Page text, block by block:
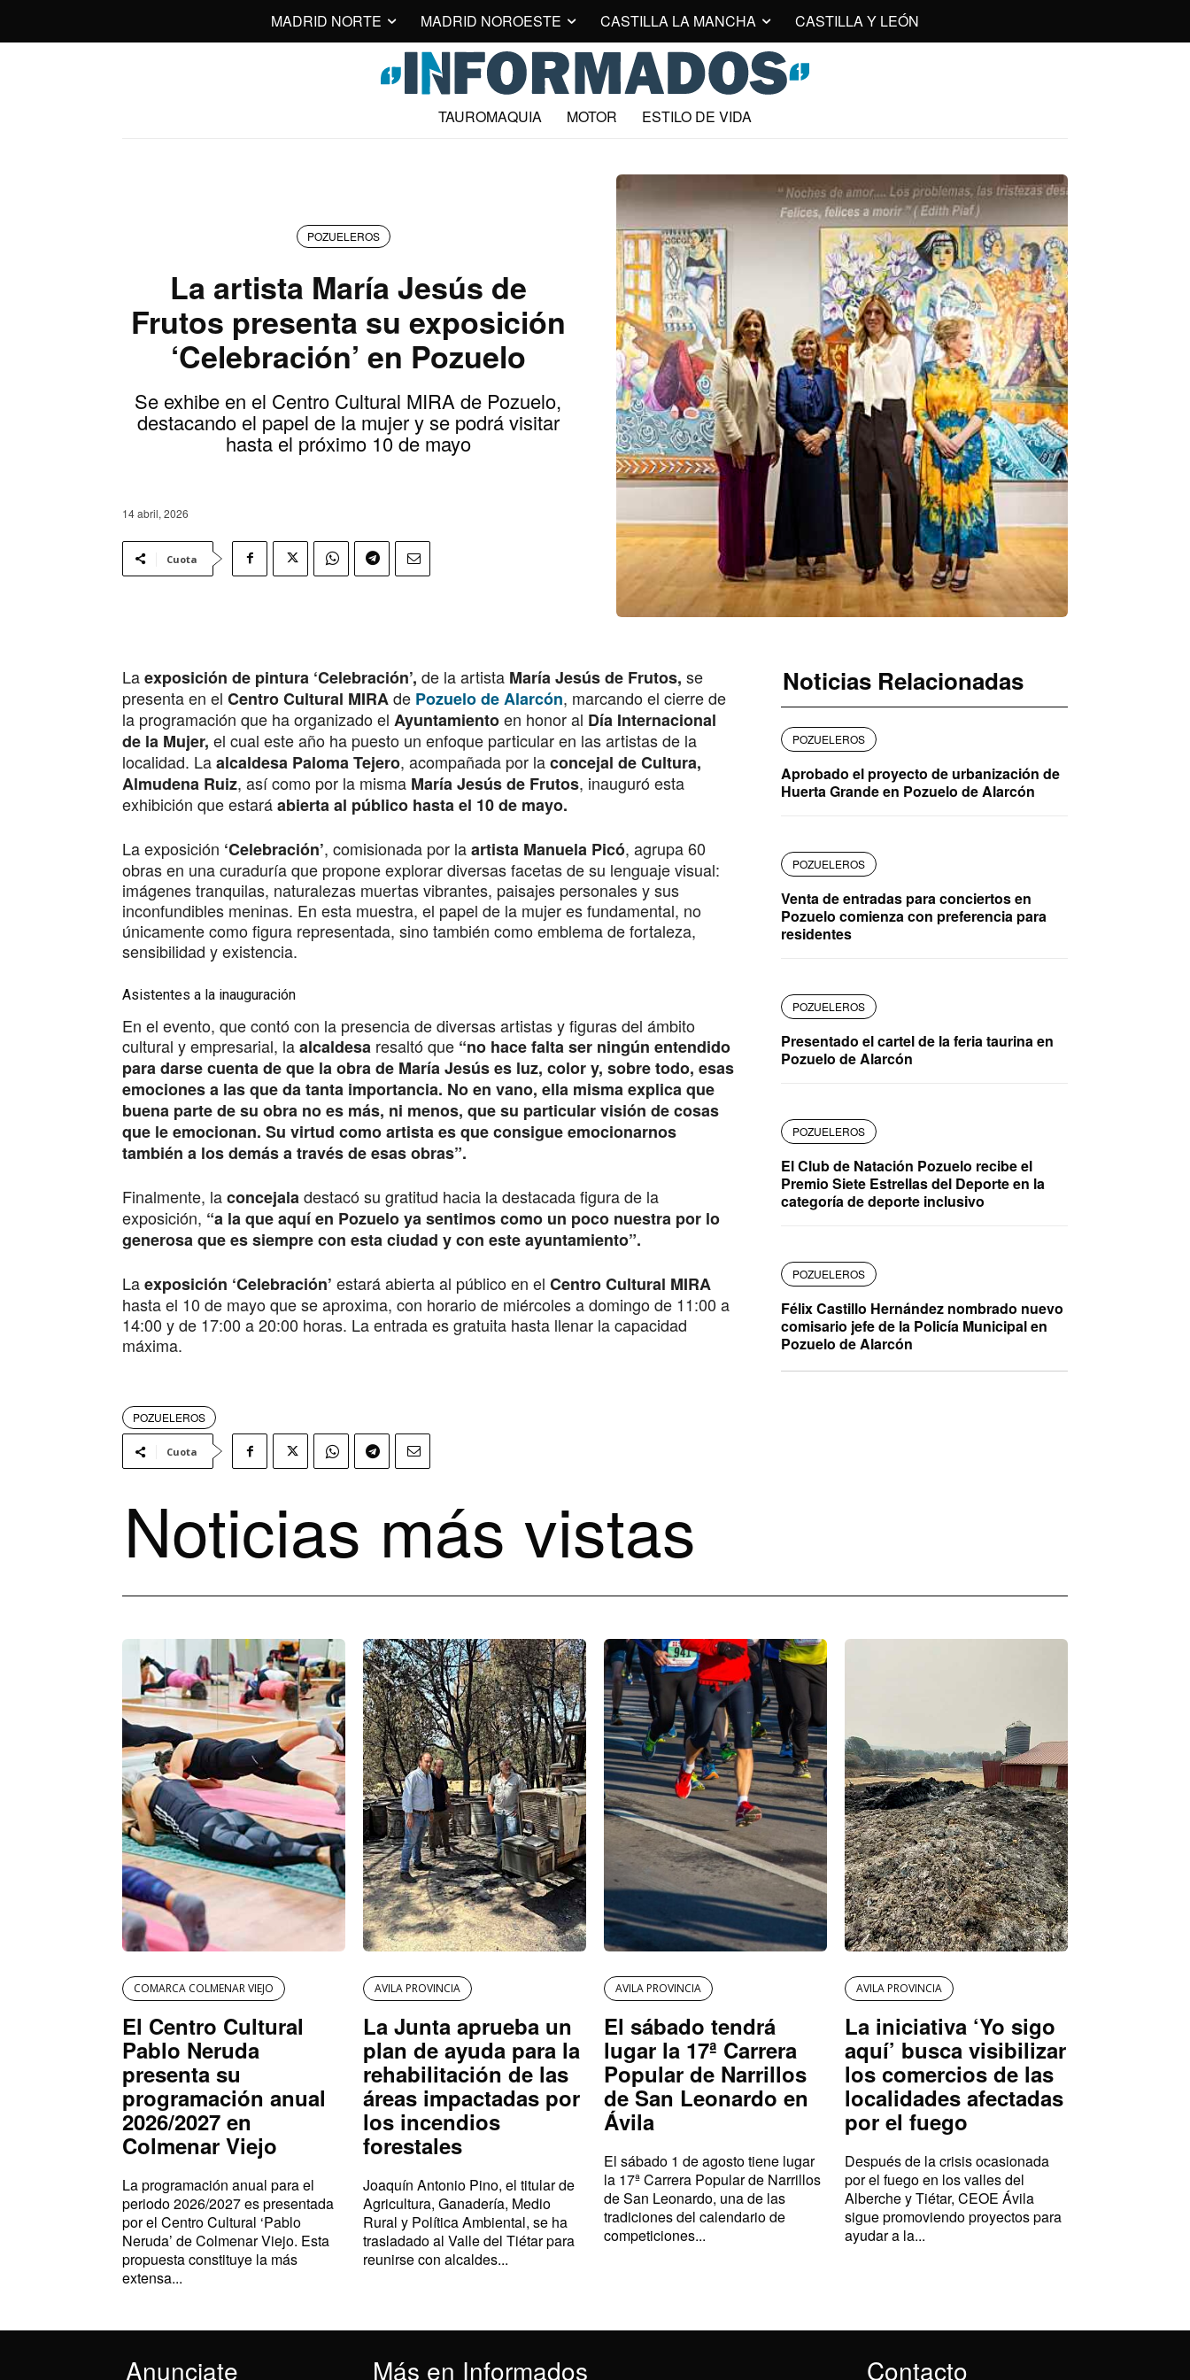
MADRID NORTE MADRID NOROESTE CASTILLA LA MANCHA CASTILLA Y LEÓN
TAUROMAQUIA MOTOR ESTILO DE VIDA
POZUELEROS
La artista María Jesús de
Frutos presenta su exposición
‘Celebración’ en Pozuelo
Se exhibe en el Centro Cultural MIRA de Pozuelo,
destacando el papel de la mujer y se podrá visitar
hasta el próximo 10 de mayo
14 abril, 2026
Cuota
Laexposición de pintura ‘Celebración’, de la artista María Jesús de Frutos, se
presenta en el Centro Cultural MIRAde Pozuelo de Alarcón, marcando el cierre de
la programación que ha organizado el Ayuntamientoen honor al Día Internacional
de la Mujer, el cual este año ha puesto un enfoque particular en las artistas de la
localidad. Laalcaldesa Paloma Tejero, acompañada por laconcejal de Cultura,
Almudena Ruiz, así como por la misma María Jesús de Frutos, inauguró esta
exhibición que estaráabierta al público hasta el 10 de mayo.
La exposición ‘Celebración’, comisionada por laartista Manuela Picó, agrupa 60
obras en una curaduría que propone explorar diversas facetas de su lenguaje visual:
imágenes tranquilas, naturalezas muertas vibrantes, paisajes personales y sus
inconfundibles meninas. En esta muestra, el papel de la mujer es fundamental, no
únicamente como figura representada, sino también como emblema de fortaleza,
sensibilidad y existencia.
Asistentes a la inauguración
En el evento, que contó con la presencia de diversas artistas y figuras del ámbito
cultural y empresarial, laalcaldesa resaltó que “no hace falta ser ningún entendido
para darse cuenta de que la obra de María Jesús es luz, color y, sobre todo, esas
emociones a las que da tanta importancia. No en vano, ella misma explica que
buena parte de su obra no es más, ni menos, que su particular visión de cosas
que le emocionan. Su virtud como artista es que consigue emocionarnos
también a los demás a través de esas obras”.
Finalmente, laconcejaladestacó su gratitud hacia la destacada figura de la
exposición, “a la que aquí en Pozuelo ya sentimos como un poco nuestra por lo
generosa que es siempre con esta ciudad y con este ayuntamiento”.
Laexposición ‘Celebración’ estará abierta al público en el Centro Cultural MIRA
hasta el 10 de mayo que se aproxima, con horario de miércoles a domingo de 11:00 a
14:00 y de 17:00 a 20:00 horas. La entrada es gratuita hasta llenar la capacidad
máxima.
POZUELEROS
Cuota
Noticias Relacionadas
POZUELEROS
Aprobado el proyecto de urbanización de
Huerta Grande en Pozuelo de Alarcón
POZUELEROS
Venta de entradas para conciertos en
Pozuelo comienza con preferencia para
residentes
POZUELEROS
Presentado el cartel de la feria taurina en
Pozuelo de Alarcón
POZUELEROS
El Club de Natación Pozuelo recibe el
Premio Siete Estrellas del Deporte en la
categoría de deporte inclusivo
POZUELEROS
Félix Castillo Hernández nombrado nuevo
comisario jefe de la Policía Municipal en
Pozuelo de Alarcón
Noticias más vistas
COMARCA COLMENAR VIEJO
El Centro Cultural
Pablo Neruda
presenta su
programación anual
2026/2027 en
Colmenar Viejo
La programación anual para el
periodo 2026/2027 es presentada
por el Centro Cultural ‘Pablo
Neruda’ de Colmenar Viejo. Esta
propuesta constituye la más
extensa...
AVILA PROVINCIA
La Junta aprueba un
plan de ayuda para la
rehabilitación de las
áreas impactadas por
los incendios
forestales
Joaquín Antonio Pino, el titular de
Agricultura, Ganadería, Medio
Rural y Política Ambiental, se ha
trasladado al Valle del Tiétar para
reunirse con alcaldes...
AVILA PROVINCIA
El sábado tendrá
lugar la 17ª Carrera
Popular de Narrillos
de San Leonardo en
Ávila
El sábado 1 de agosto tiene lugar
la 17ª Carrera Popular de Narrillos
de San Leonardo, una de las
tradiciones del calendario de
competiciones...
AVILA PROVINCIA
La iniciativa ‘Yo sigo
aquí’ busca visibilizar
los comercios de las
localidades afectadas
por el fuego
Después de la crisis ocasionada
por el fuego en los valles del
Alberche y Tiétar, CEOE Ávila
sigue promoviendo proyectos para
ayudar a la...
Anunciate Más en Informados Contacto